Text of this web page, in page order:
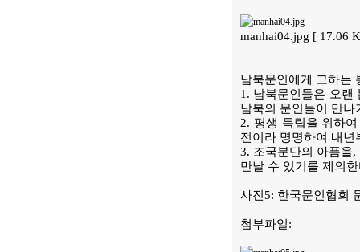
manhai04.jpg [ 17.06
남북문인에게 고하는
1. 남북문인들은 오랜
남북의 문인들이 만나
2. 평생 독립을 위하
전이라 명명하여 내
3. 조국분단의 아픔을
만날 수 있기를 제의
사진5: 한국문인협회
첨부파일: